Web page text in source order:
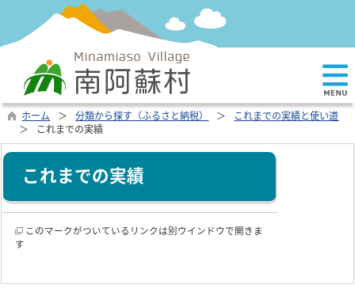
ホーム 分類から探す（ふるさと納税）
これまでの実績と使い道
これまでの実績
これまでの実績
このマークがついているリンクは別ウインドウで開きま
す